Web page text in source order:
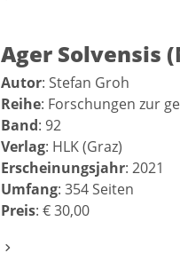
Ager Solvensis
Autor: Stefan Groh
Reihe: Forschungen zur
Band: 92
Verlag: HLK (Graz)
Erscheinungsjahr: 2021
Umfang: 354 Seiten
Preis: € 30,00